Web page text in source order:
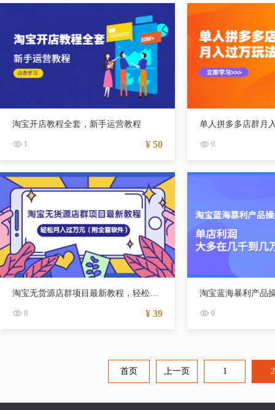
淘宝开店教程全套，新手运营教程
1 ¥ 50
单人拼多多店群月
0
0 ¥ 39 0
首页 上一页 1 2